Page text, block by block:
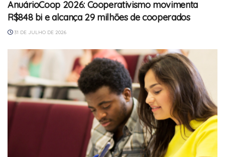
AnuárioCoop 2026: Cooperativismo movimenta
R$848 bi e alcança 29 milhões de cooperados
31 DE JULHO DE 2026